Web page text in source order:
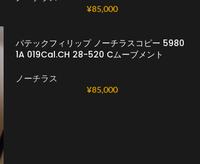
¥85,000
パテックフィリップ ノーチラスコピー 5980
1A 019Cal.CH 28-520 Cムーブメント
ノーチラス
¥85,000